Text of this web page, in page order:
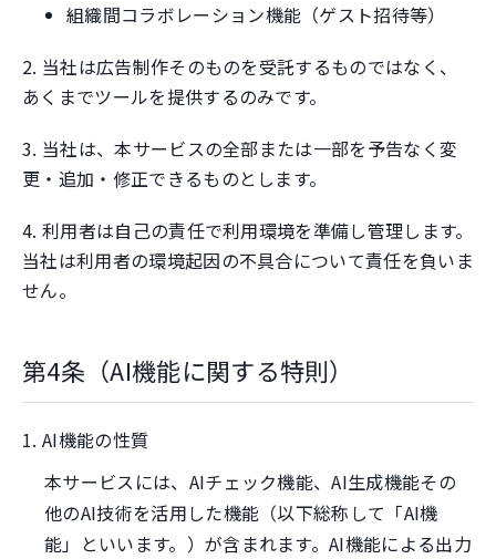
組織間コラボレーション機能（ゲスト招待等）
2. 当社は広告制作そのものを受託するものではなく、
あくまでツールを提供するのみです。
3. 当社は、本サービスの全部または一部を予告なく変
更・追加・修正できるものとします。
4. 利用者は自己の責任で利用環境を準備し管理します。
当社は利用者の環境起因の不具合について責任を負いま
せん。
第4条（AI機能に関する特則）
1. AI機能の性質
本サービスには、AIチェック機能、AI生成機能その
他のAI技術を活用した機能（以下総称して「AI機
能」といいます。）が含まれます。AI機能による出力